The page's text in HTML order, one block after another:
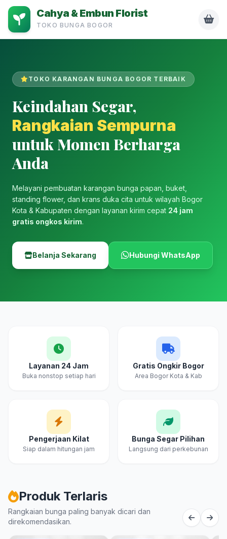
Cahya & Embun Florist
TOKO BUNGA BOGOR
TOKO KARANGAN BUNGA BOGOR TERBAIK
Keindahan Segar,
Rangkaian Sempurna
untuk Momen Berharga
Anda
Melayani pembuatan karangan bunga papan, buket,
standing flower, dan krans duka cita untuk wilayah Bogor
Kota & Kabupaten dengan layanan kirim cepat 24 jam
gratis ongkos kirim.
Belanja Sekarang Hubungi WhatsApp
Layanan 24 Jam
Buka nonstop setiap hari
Gratis Ongkir Bogor
Area Bogor Kota & Kab
Pengerjaan Kilat
Siap dalam hitungan jam
Bunga Segar Pilihan
Langsung dari perkebunan
Produk Terlaris
Rangkaian bunga paling banyak dicari dan
direkomendasikan.